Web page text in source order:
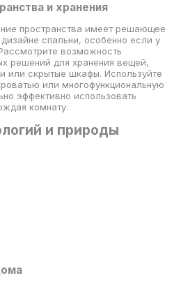
и хранения
пространства имеет решающее
спальни, особенно если у
возможность
решений для хранения вещей,
или скрытые шкафы. Используйте
или многофункциональную
эффективно использовать
комнату.
и природы